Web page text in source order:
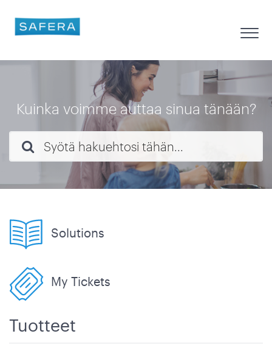
Kuinka voimme auttaa sinua tänään?
Solutions
My Tickets
Tuotteet